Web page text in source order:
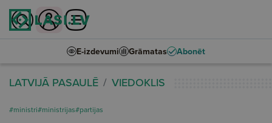
E-izdevumi Grāmatas Abonēt
LATVIJĀ PASAULĒ VIEDOKLIS
#ministri#ministrijas#partijas